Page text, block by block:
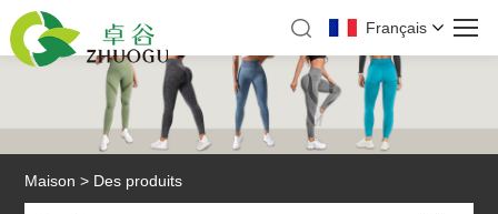
Français
Maison > Des produits